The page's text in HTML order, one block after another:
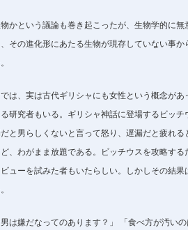
かという議論も巻き起こったが、生物学的に無
その進化形にあたる生物が現存していない事か
は、実は古代ギリシャにも女性という概念があ
研究者もいる。ギリシャ神話に登場するビッチ
と男らしくないと言って怒り、遅漏だと疲れる
、わがまま放題である。ビッチウスを攻略する
ューを試みた者もいたらしい。しかしその結果
男は嫌だなってのあります？」 「食べ方が汚い